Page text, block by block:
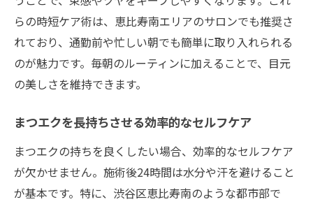
らの時短ケア術は、恵比寿南エリアのサロンでも推奨さ
れており、通勤前や忙しい朝でも簡単に取り入れられる
のが魅力です。毎朝のルーティンに加えることで、目元
の美しさを維持できます。
まつエクを長持ちさせる効率的なセルフケア
まつエクの持ちを良くしたい場合、効率的なセルフケア
が欠かせません。施術後24時間は水分や汗を避けること
が基本です。特に、渋谷区恵比寿南のような都市部で